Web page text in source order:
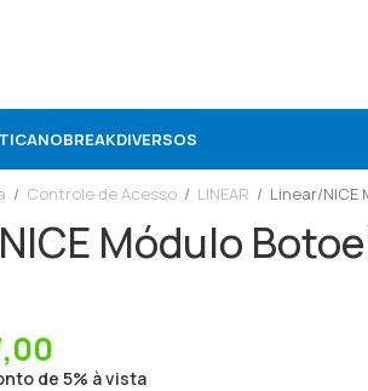
NOBREAKDIVERSOS
/ Controle de Acesso / LINEAR / Linear/NICE
Módulo
de 5% à vista